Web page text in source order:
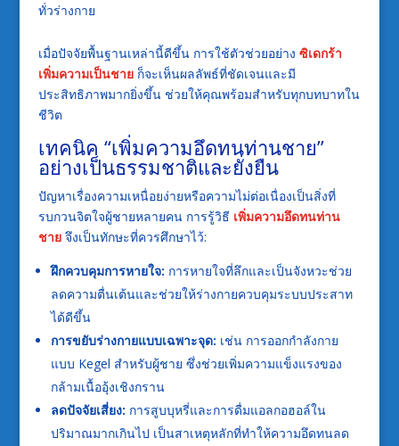
ทั่วร่างกาย
เมื่อปัจจัยพื้นฐานเหล่านี้ดีขึ้น การใช้ตัวช่วยอย่าง ซิเดกร้า
เพิ่มความเป็นชายก็จะเห็นผลลัพธ์ที่ชัดเจนและมี
ประสิทธิภาพมากยิ่งขึ้น ช่วยให้คุณพร้อมสำหรับทุกบทบาทใน
ชีวิต
เทคนิค “เพิ่มความอึดทนท่านชาย”
อย่างเป็นธรรมชาติและยั่งยืน
ปัญหาเรื่องความเหนื่อยง่ายหรือความไม่ต่อเนื่องเป็นสิ่งที่
รบกวนจิตใจผู้ชายหลายคน การรู้วิธี เพิ่มความอึดทนท่าน
ชาย จึงเป็นทักษะที่ควรศึกษาไว้:
ฝึกควบคุมการหายใจ: การหายใจที่ลึกและเป็นจังหวะช่วย
ลดความตื่นเต้นและช่วยให้ร่างกายควบคุมระบบประสาท
ได้ดีขึ้น
การขยับร่างกายแบบเฉพาะจุด: เช่น การออกกำลังกาย
แบบ Kegel สำหรับผู้ชาย ซึ่งช่วยเพิ่มความแข็งแรงของ
กล้ามเนื้ออุ้งเชิงกราน
ลดปัจจัยเสี่ยง: การสูบบุหรี่และการดื่มแอลกอฮอล์ใน
ปริมาณมากเกินไป เป็นสาเหตุหลักที่ทำให้ความอึดทนลด